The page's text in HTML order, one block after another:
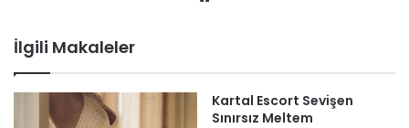
İlgili Makaleler
Kartal Escort Sevişen
Sınırsız Meltem